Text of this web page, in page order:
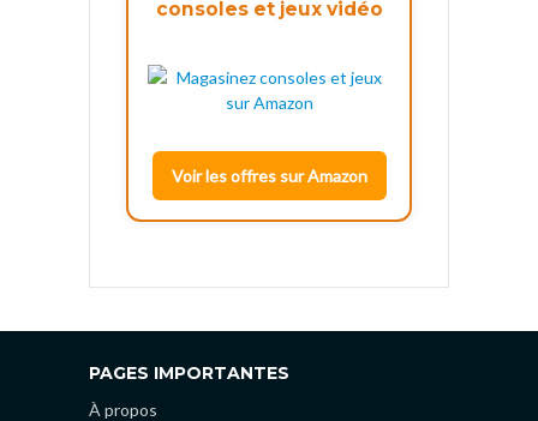
consoles et jeux vidéo
Voir les offres sur Amazon
PAGES IMPORTANTES
À propos